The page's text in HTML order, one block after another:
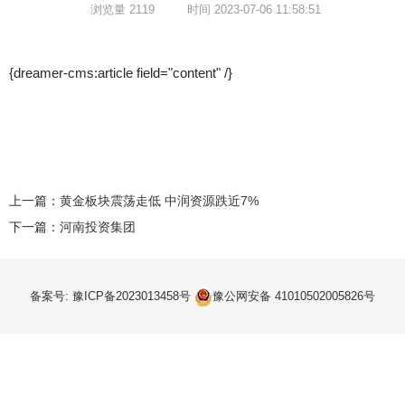
浏览量 2119 时间 2023-07-06 11:58:51
{dreamer-cms:article field="content" /}
上一篇： 黄金板块震荡走低 中润资源跌近7%
下一篇： 河南投资集团
备案号: 豫ICP备2023013458号 豫公网安备 41010502005826号